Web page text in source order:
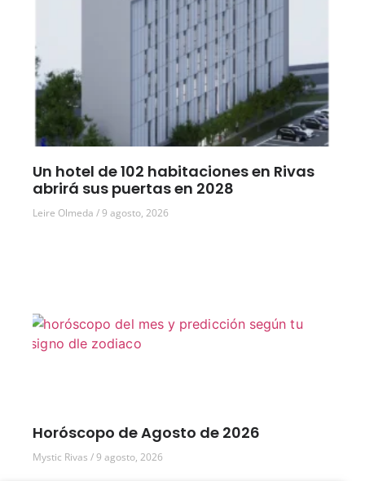
Un hotel de 102 habitaciones en Rivas
abrirá sus puertas en 2028
Leire Olmeda 9 agosto, 2026
Horóscopo de Agosto de 2026
Mystic Rivas 9 agosto, 2026